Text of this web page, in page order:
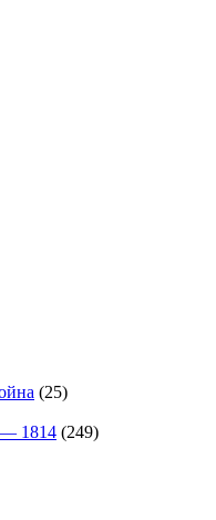
(25)
— 1814 (249)